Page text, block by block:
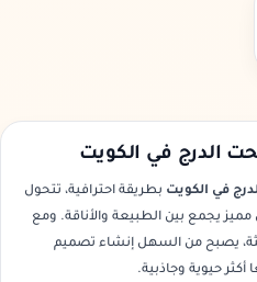
الدرج في الكويت
في الكويت بطريقة احترافية، تتحول
يجمع بين الطبيعة والأناقة. ومع
يصبح من السهل إنشاء تصميم
حيوية وجاذبية.